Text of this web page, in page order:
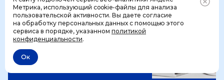
Позвонить+7 (499) 444-31-53
Метрика, использующий cookie-файлы для анализа
пользовательской активности. Вы даете согласие
на обработку персональных данных с помощью этого
сервиса в порядке, указанном политикой
конфиденциальности.
Ок
1 шаг